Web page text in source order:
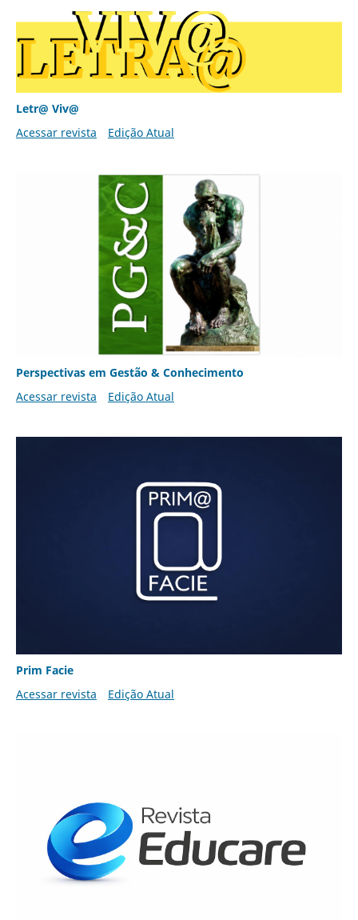
Letr@ Viv@
Acessar revista
Edição Atual
Perspectivas em Gestão & Conhecimento
Acessar revista
Edição Atual
Prim Facie
Acessar revista
Edição Atual